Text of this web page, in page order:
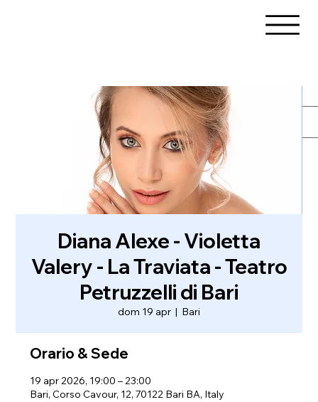
Diana Alexe - Violetta
Valery - La Traviata - Teatro
Petruzzelli di Bari
dom 19 apr
  |
Bari
Orario & Sede
19 apr 2026, 19:00 – 23:00
Bari, Corso Cavour, 12, 70122 Bari BA, Italy